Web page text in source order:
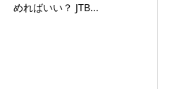
めればいい？ JTB...